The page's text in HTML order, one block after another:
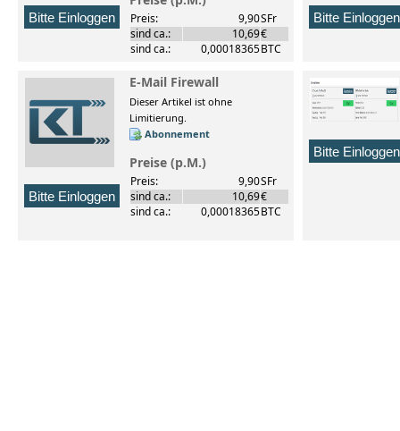
Preis: 9,90SFr
sind ca.:
10,69€
sind ca.:
0,00018365BTC
E-Mail Firewall
Dieser Artikel ist ohne
Limitierung.
Abonnement
Preise (p.M.)
Preis: 9,90SFr
sind ca.:
10,69€
sind ca.:
0,00018365BTC